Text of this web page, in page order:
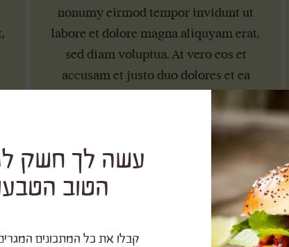
nonumy eirmod tempor invidunt ut
labore et dolore magna aliquyam erat,
sed diam voluptua. At vero eos et
accusam et justo duo dolores et ea
עשה לך חשק
הטוב
קבלו את כל המתכונים